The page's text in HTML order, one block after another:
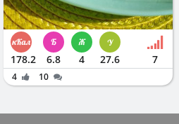
178.2 6.8 4 27.6 7
4 10